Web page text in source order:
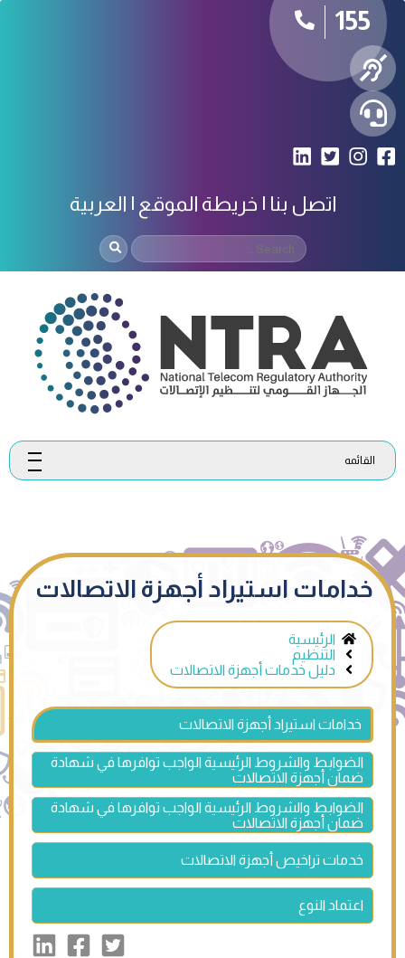
155
اتصل بنا خريطة الموقع العربية
القائمه
خدامات استيراد أجهزة الاتصالات
الرئيسية
التنظيم
دليل خدمات أجهزة الاتصالات
خدامات استيراد أجهزة الاتصالات
الضوابط والشروط الرئيسية الواجب توافرها في شهادة
ضمان أجهزة الاتصالات
الضوابط والشروط الرئيسية الواجب توافرها في شهادة
ضمان أجهزة الاتصالات
خدمات تراخيص أجهزة الاتصالات
اعتماد النوع